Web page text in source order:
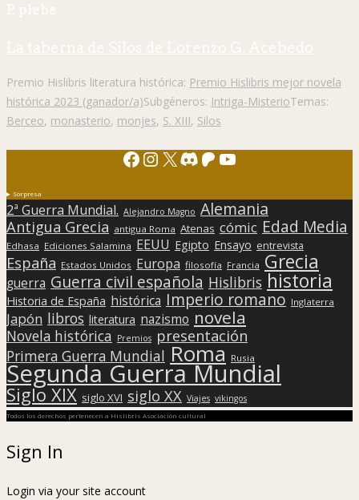
P. plebe
La taberna de Silos de Lorenzo G. Acebedo
Premio Hislibris literatura histórica: Premio Hislibris mejor novela
histórica 2023 (ganador/a)Subgéneros: Intriga-MisterioTemas:
Berceo, monasterio, monjes, S. XIII, Silos
Facebook
Instagram
X Discord
Patreon
YouTube
Sorpresa
2ª Guerra Mundial. Alejandro Magno Alemania
Antigua Grecia antigua Roma Atenas cómic Edad Media
Edhasa Ediciones Salamina EEUU Egipto Ensayo entrevista
España Estados Unidos Europa filosofía Francia Grecia
guerra Guerra civil española Hislibris historia
Historia de España histórica Imperio romano Inglaterra
Japón libros literatura nazismo novela
Novela histórica Premios presentación
Primera Guerra Mundial Roma Rusia
Segunda Guerra Mundial
Siglo XIX siglo XVI siglo XX Viajes vikingos
Todos los derechos pertenecen a Hislibris Asociación cultural
Sign In
Login via your site account